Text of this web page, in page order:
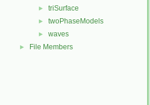
► triSurface
► twoPhaseModels
► waves
► File Members